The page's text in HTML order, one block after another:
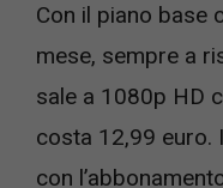
Con il piano base
mese, sempre a
sale a 1080p HD
costa 12,99 euro.
con